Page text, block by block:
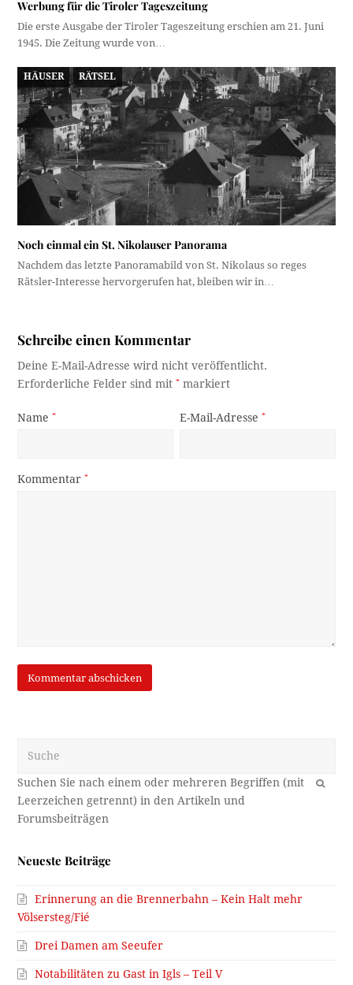
Werbung für die Tiroler Tageszeitung
Die erste Ausgabe der Tiroler Tageszeitung erschien am 21. Juni
1945. Die Zeitung wurde von…
HÄUSER RÄTSEL
Noch einmal ein St. Nikolauser Panorama
Nachdem das letzte Panoramabild von St. Nikolaus so reges
Rätsler-Interesse hervorgerufen hat, bleiben wir in…
Schreibe einen Kommentar
Deine E-Mail-Adresse wird nicht veröffentlicht.
Erforderliche Felder sind mit* markiert
Name* E-Mail-Adresse*
Kommentar*
OK
Neueste Beiträge
Erinnerung an die Brennerbahn – Kein Halt mehr
Völsersteg/Fié
Drei Damen am Seeufer
Notabilitäten zu Gast in Igls – Teil V